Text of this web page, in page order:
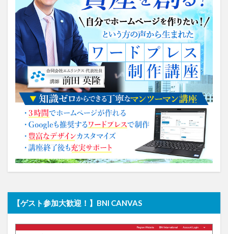
【ゲスト参加大歓迎！】BNI CANVAS